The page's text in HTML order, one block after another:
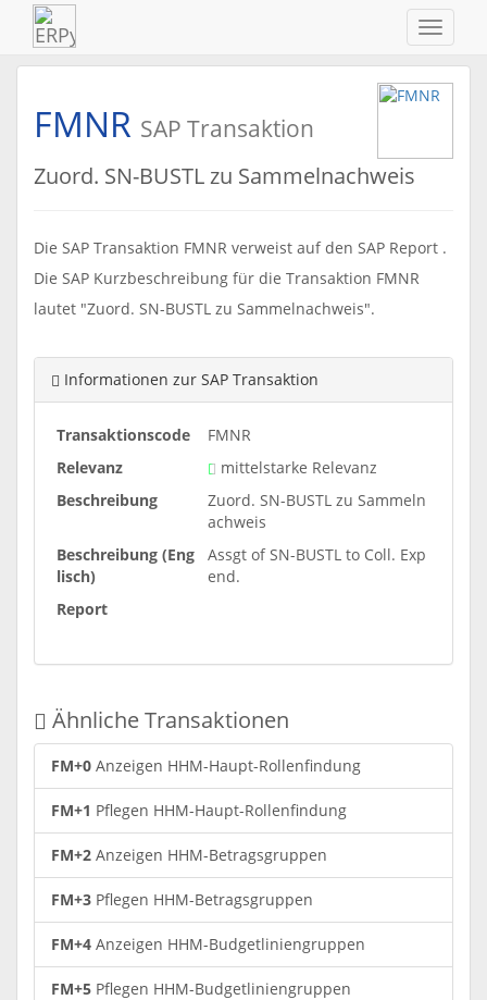
ein-/
FMNR SAP Transaktion
Zuord. SN-BUSTL zu Sammelnachweis
Die SAP Transaktion FMNR verweist auf den SAP Report .
Die SAP Kurzbeschreibung für die Transaktion FMNR
lautet "Zuord. SN-BUSTL zu Sammelnachweis".
Informationen zur SAP Transaktion
Transaktionscode
FMNR
Relevanz
mittelstarke Relevanz
Beschreibung
Zuord. SN-BUSTL zu Sammeln
achweis
Beschreibung (Eng
lisch)
Assgt of SN-BUSTL to Coll. Exp
end.
Report
Ähnliche Transaktionen
FM+0 Anzeigen HHM-Haupt-Rollenfindung
FM+1 Pflegen HHM-Haupt-Rollenfindung
FM+2 Anzeigen HHM-Betragsgruppen
FM+3 Pflegen HHM-Betragsgruppen
FM+4 Anzeigen HHM-Budgetliniengruppen
FM+5 Pflegen HHM-Budgetliniengruppen